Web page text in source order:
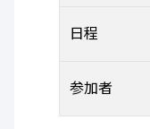
日程
参加者